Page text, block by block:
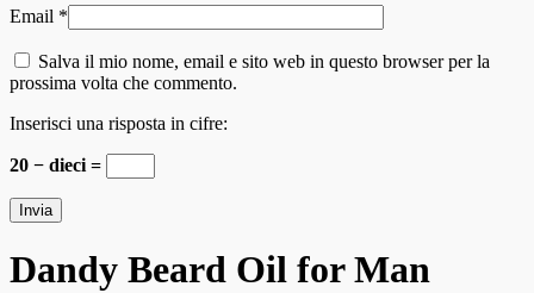
Email *
Salva il mio nome, email e sito web in questo browser per la
prossima volta che commento.
Inserisci una risposta in cifre:
20 − dieci =
Dandy Beard Oil for Man